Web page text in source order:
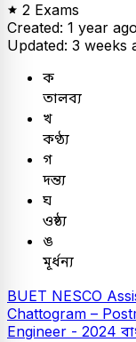
2 Exams
Created: 1 year
Updated: 3 weeks
ক
তালব্য
খ
কণ্ঠ্য
গ
দন্ত্য
ঘ
ওষ্ঠ্য
ঙ
মূর্ধন্য
BUET NESCO
Chattogram –
Engineer - 2024